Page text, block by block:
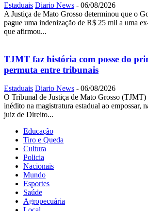
Estaduais Diario News - 06/08/2026
A Justiça de Mato Grosso determinou que o
pague uma indenização de R$ 25 mil a uma
que afirmou...
TJMT faz história com posse do
permuta entre tribunais
Estaduais Diario News - 06/08/2026
O Tribunal de Justiça de Mato Grosso
inédito na magistratura estadual ao empossar,
juiz de Direito...
Educação
Tiro e Queda
Cultura
Policia
Nacionais
Mundo
Esportes
Saúde
Agropecuária